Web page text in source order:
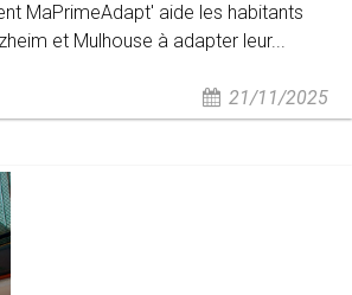
MaPrimeAdapt' aide les habitants
et Mulhouse à adapter leur...
21/11/2025